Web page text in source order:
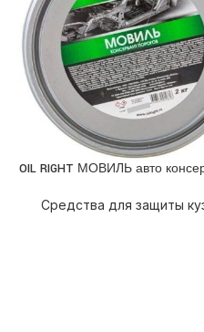
ПОДРОБНЕЕ
OIL RIGHT МОВИЛЬ авто
Средства для защиты